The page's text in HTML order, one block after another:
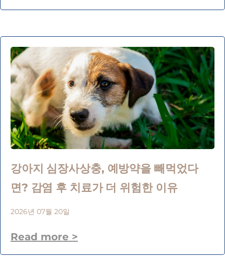
강아지 심장사상충, 예방약을 빼먹었다
면? 감염 후 치료가 더 위험한 이유
2026년 07월 20일
Read more >